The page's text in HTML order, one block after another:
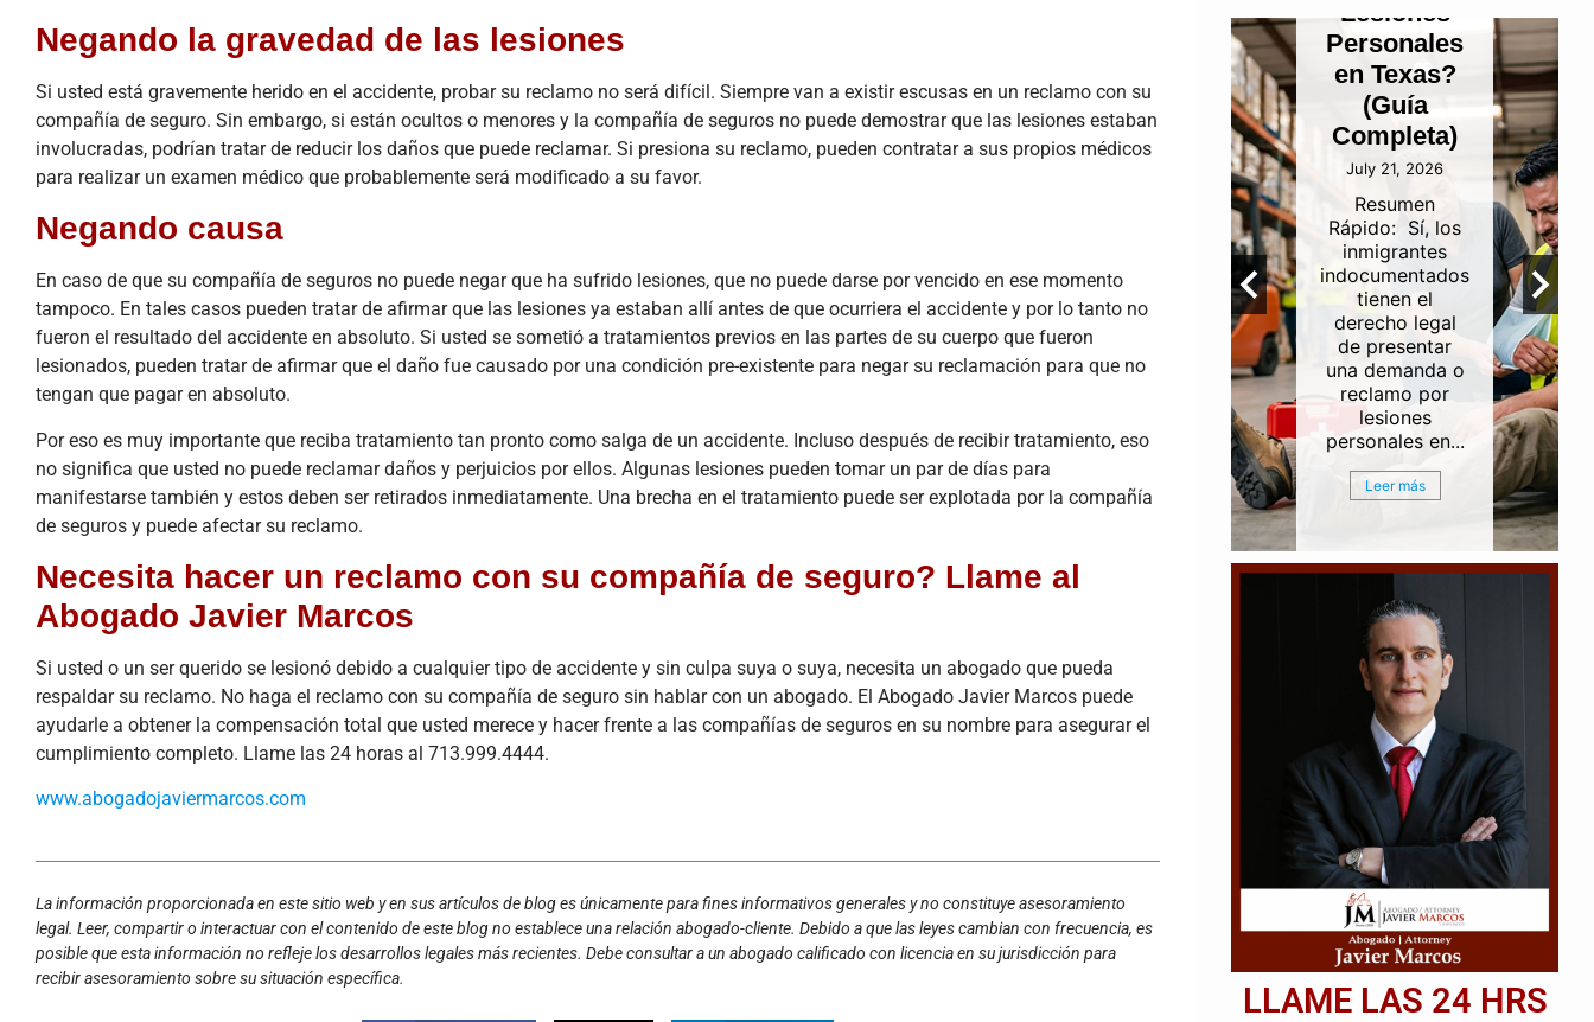
Negando la gravedad de las lesiones
Si usted está gravemente herido en el accidente, probar su reclamo no será difícil. Siempre van a existir escusas en un reclamo con su
compañía de seguro. Sin embargo, si están ocultos o menores y la compañía de seguros no puede demostrar que las lesiones estaban
involucradas, podrían tratar de reducir los daños que puede reclamar. Si presiona su reclamo, pueden contratar a sus propios médicos
para realizar un examen médico que probablemente será modificado a su favor.
Negando causa
En caso de que su compañía de seguros no puede negar que ha sufrido lesiones, que no puede darse por vencido en ese momento
tampoco. En tales casos pueden tratar de afirmar que las lesiones ya estaban allí antes de que ocurriera el accidente y por lo tanto no
fueron el resultado del accidente en absoluto. Si usted se sometió a tratamientos previos en las partes de su cuerpo que fueron
lesionados, pueden tratar de afirmar que el daño fue causado por una condición pre-existente para negar su reclamación para que no
tengan que pagar en absoluto.
Por eso es muy importante que reciba tratamiento tan pronto como salga de un accidente. Incluso después de recibir tratamiento, eso
no significa que usted no puede reclamar daños y perjuicios por ellos. Algunas lesiones pueden tomar un par de días para
manifestarse también y estos deben ser retirados inmediatamente. Una brecha en el tratamiento puede ser explotada por la compañía
de seguros y puede afectar su reclamo.
Necesita hacer un reclamo con su compañía de seguro? Llame al
Abogado Javier Marcos
Si usted o un ser querido se lesionó debido a cualquier tipo de accidente y sin culpa suya o suya, necesita un abogado que pueda
respaldar su reclamo. No haga el reclamo con su compañía de seguro sin hablar con un abogado. El Abogado Javier Marcos puede
ayudarle a obtener la compensación total que usted merece y hacer frente a las compañías de seguros en su nombre para asegurar el
cumplimiento completo. Llame las 24 horas al 713.999.4444.
www.abogadojaviermarcos.com
La información proporcionada en este sitio web y en sus artículos de blog es únicamente para fines informativos generales y no constituye asesoramiento
legal. Leer, compartir o interactuar con el contenido de este blog no establece una relación abogado-cliente. Debido a que las leyes cambian con frecuencia, es
posible que esta información no refleje los desarrollos legales más recientes. Debe consultar a un abogado calificado con licencia en su jurisdicción para
recibir asesoramiento sobre su situación específica.
Accidente
de Camión
transporte de
carga comercial
está
experimentando
una
en...
Leer más
¿Quién es
Responsable?
en los
accidentes de
refinerías e
industrias a lo
largo del Canal
(Houston...
Leer más
Lesiones
Personales
en Texas?
(Guía
Completa)
July 21, 2026
Resumen
Rápido: Sí, los
inmigrantes
indocumentados
tienen el
derecho legal
de presentar
una demanda o
reclamo por
lesiones
personales en...
Leer más
LLAME LAS 24 HRS